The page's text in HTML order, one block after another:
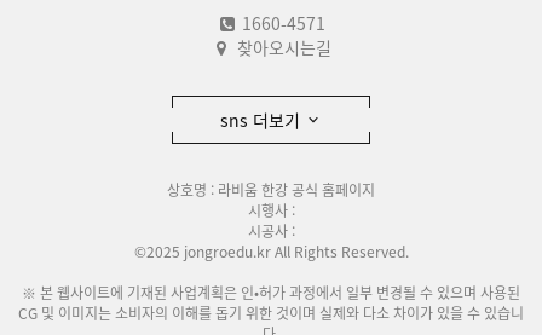
1660-4571
찾아오시는길
sns 더보기
상호명 : 라비움 한강 공식 홈페이지
시행사 :
시공사 :
©2025 jongroedu.kr All Rights Reserved.
※ 본 웹사이트에 기재된 사업계획은 인•허가 과정에서 일부 변경될 수 있으며 사용된
CG 및 이미지는 소비자의 이해를 돕기 위한 것이며 실제와 다소 차이가 있을 수 있습니